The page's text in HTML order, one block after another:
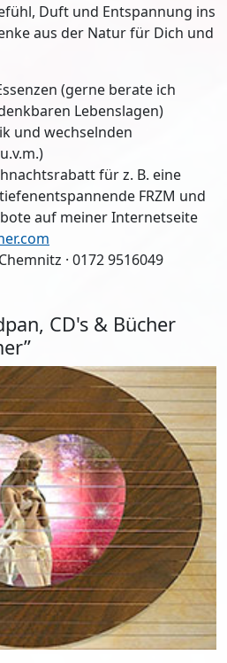
Duft und Entspannung ins
aus der Natur für Dich und
(gerne berate ich
Lebenslagen)
und wechselnden
für z. B. eine
FRZM und
auf meiner Internetseite
Chemnitz · 0172 9516049
CD's & Bücher